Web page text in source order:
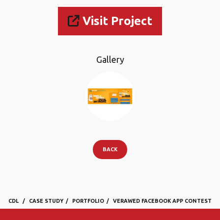
Visit Project
Gallery
BACK
CDL CASE STUDY PORTFOLIO VERAWED FACEBOOK APP CONTEST